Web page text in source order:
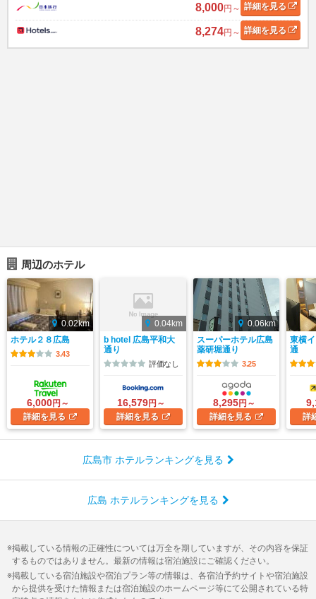
8,000円～ 詳細を見る
8,274円～ 詳細を見る
周辺のホテル
0.02km
ホテル２８広島
3.43
6,000円～
詳細を見る
0.04km
b hotel 広島平和大
通り
評価なし
16,579円～
詳細を見る
0.06km
スーパーホテル広島
薬研堀通り
3.25
8,295円～
詳細を見る
東横
通
詳
広島市 ホテルランキングを見る
広島 ホテルランキングを見る
掲載している情報の正確性については万全を期していますが、その内容を保証
するものではありません。最新の情報は宿泊施設にご確認ください。
掲載している宿泊施設や宿泊プラン等の情報は、各宿泊予約サイトや宿泊施設
から提供を受けた情報または宿泊施設のホームページ等にて公開されている特